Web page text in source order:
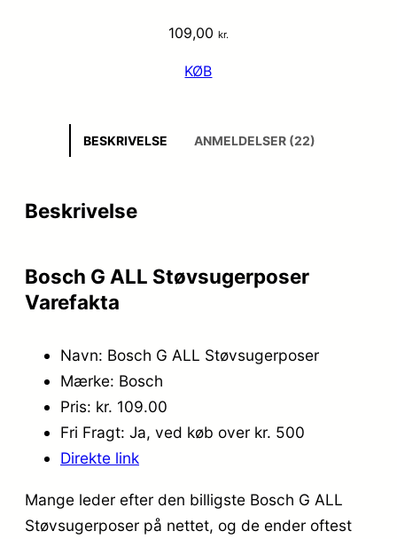
109,00 kr.
KØB
BESKRIVELSE ANMELDELSER (22)
Beskrivelse
Bosch G ALL Støvsugerposer
Varefakta
Navn: Bosch G ALL Støvsugerposer
Mærke: Bosch
Pris: kr. 109.00
Fri Fragt: Ja, ved køb over kr. 500
Direkte link
Mange leder efter den billigste Bosch G ALL
Støvsugerposer på nettet, og de ender oftest